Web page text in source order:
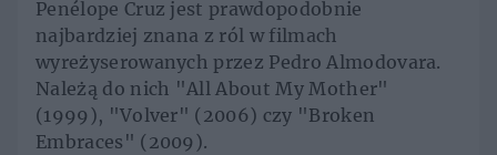
Penélope Cruz jest prawdopodobnie
najbardziej znana z ról w filmach
wyreżyserowanych przez Pedro Almodovara.
Należą do nich "All About My Mother"
(1999), "Volver" (2006) czy "Broken
Embraces" (2009).